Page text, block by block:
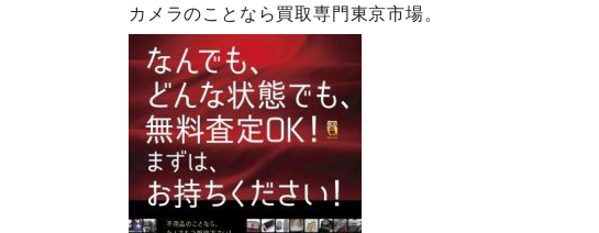
カメラのことなら買取専門東京市場。